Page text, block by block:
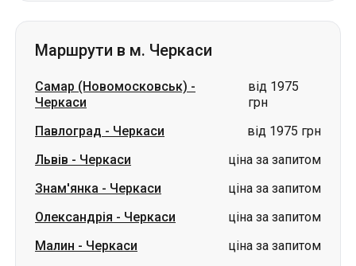
Маршрути в м. Черкаси
Самар (Новомосковськ) -
Черкаси
від 1975
грн
Павлоград - Черкаси
від 1975 грн
Львів - Черкаси
ціна за запитом
Знам'янка - Черкаси
ціна за запитом
Олександрія - Черкаси
ціна за запитом
Малин - Черкаси
ціна за запитом